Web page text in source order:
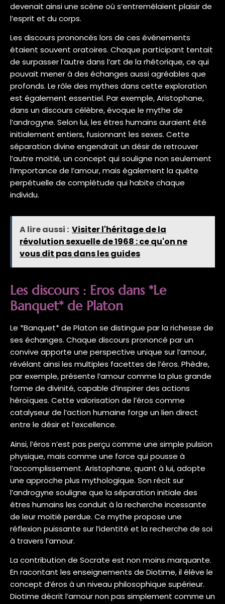
devenait ainsi une scène où s’entremêlaient plaisir de
l’esprit et du corps.
Les discours prononcés lors de ces événements
étaient souvent oratoires. Chaque participant tentait
de surpasser l’autre dans l’art de la rhétorique, ce qui
pouvait mener à des échanges aussi agréables que
profonds. Le rôle des mythes dans cette exploration
est également essentiel. Par exemple, Aristophane,
dans un discours célèbre, évoque le mythe de
l’androgyne. Selon lui, les êtres humains auraient été
initialement entiers, fusionnant les sexes. Cette
séparation divine engendrait un désir de retrouver
l’autre moitié, un concept qui souligne non seulement
l’importance de l’amour, mais également la quête
perpétuelle de complétude qui habite chaque
individu.
A lire aussi : Visiter l'héritage de la
révolution sexuelle de 1968 : ce qu'on ne
vous dit pas dans les guides
Les discours : Eros dans *Le
Banquet* de Platon
Le *Banquet* de Platon se distingue par la richesse de
ses échanges. Chaque discours prononcé par un
convive apporte une perspective unique sur l’amour,
révélant ainsi les multiples facettes de l’éros. Phèdre,
par exemple, présente l’amour comme la plus grande
forme de divinité, capable d’inspirer des actions
héroïques. Cette valorisation de l’éros comme
catalyseur de l’action humaine forge un lien direct
entre le désir et l’excellence.
Ainsi, l’éros n’est pas perçu comme une simple pulsion
physique, mais comme une force qui pousse à
l’accomplissement. Aristophane, quant à lui, adopte
une approche plus mythologique. Son récit sur
l’androgyne souligne que la séparation initiale des
êtres humains les conduit à la recherche incessante
de leur moitié perdue. Ce mythe propose une
réflexion puissante sur l’identité et la recherche de soi
à travers l’amour.
La contribution de Socrate est non moins marquante.
En racontant les enseignements de Diotime, il élève le
concept d’éros à un niveau philosophique supérieur.
Diotime décrit l’amour non pas simplement comme un